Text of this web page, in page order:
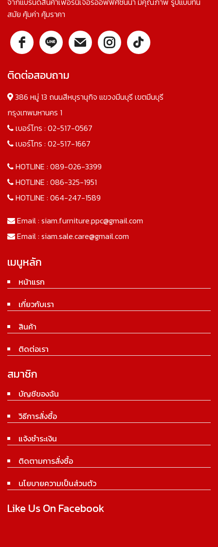
สมัย คุ้มค่า คุ้มราคา
ติดต่อสอบถาม
386 หมู่ 13 ถนนสีหบุรานุกิจ แขวงมีนบุรี เขตมีนบุรี
กรุงเทพมหานคร 1
เบอร์โทร : 02-517-0567
เบอร์โทร : 02-517-1667
HOTLINE : 089-026-3399
HOTLINE : 086-325-1951
HOTLINE : 064-247-1589
Email : siam.furniture.ppc@gmail.com
Email : siam.sale.care@gmail.com
เมนูหลัก
หน้าแรก
เกี่ยวกับเรา
สินค้า
ติดต่อเรา
สมาชิก
บัญชีของฉัน
วิธีการสั่งซื้อ
แจ้งชำระเงิน
ติดตามการสั่งซื้อ
นโยบายความเป็นส่วนตัว
Like Us On Facebook